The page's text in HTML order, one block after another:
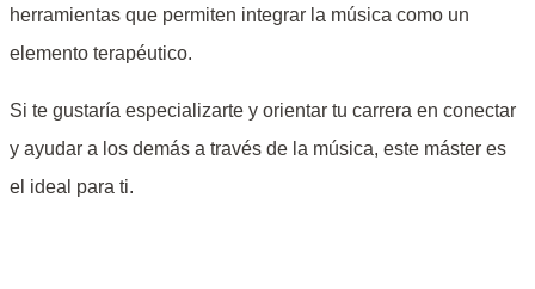
herramientas que permiten integrar la música como un
elemento terapéutico.
Si te gustaría especializarte y orientar tu carrera en conectar
y ayudar a los demás a través de la música, este máster es
el ideal para ti.